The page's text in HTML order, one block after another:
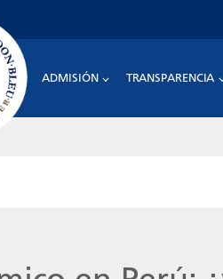
ADMISIÓN TRANSPARENCIA